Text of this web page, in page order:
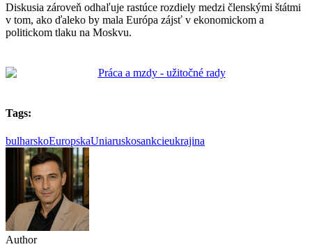
Diskusia zároveň odhaľuje rastúce rozdiely medzi členskými štátmi
v tom, ako ďaleko by mala Európa zájsť v ekonomickom a
politickom tlaku na Moskvu.
Tags:
bulharskoEuropskaUniaruskosankcieukrajina
Author